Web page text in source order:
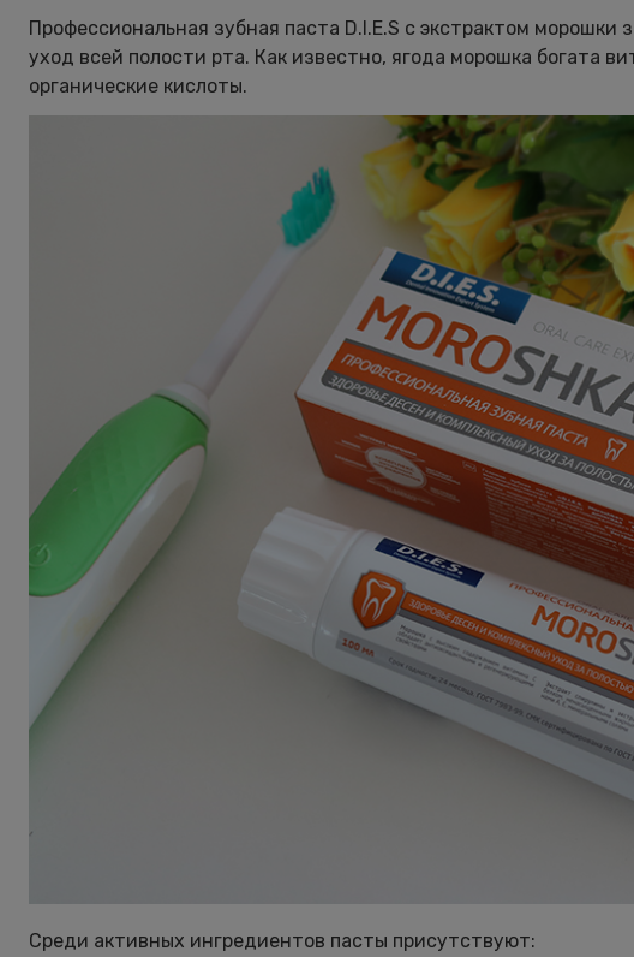
Профессиональная зубная паста D.I.E.S с экстрактом
уход всей полости рта. Как известно, ягода морошка богата
органические кислоты.
Среди активных ингредиентов пасты присутствуют: